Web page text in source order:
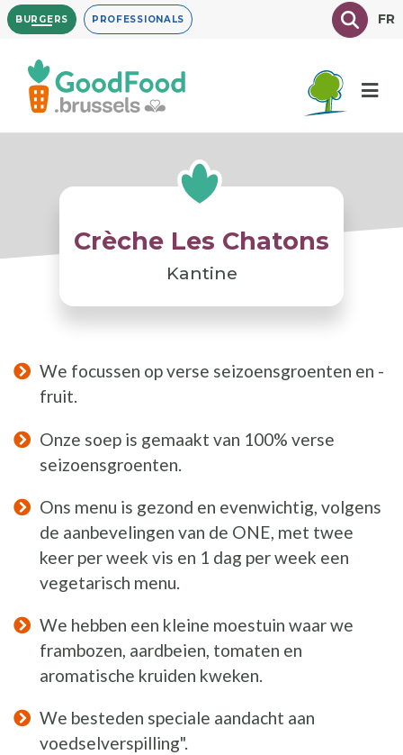
Overslaan
en
inhoud
gaan
BURGERS PROFESSIONALS TexteFR
Crèche Les Chatons
Kantine
We focussen op verse seizoensgroenten en -
fruit.
Onze soep is gemaakt van 100% verse
seizoensgroenten.
Ons menu is gezond en evenwichtig, volgens
de aanbevelingen van de ONE, met twee
keer per week vis en 1 dag per week een
vegetarisch menu.
We hebben een kleine moestuin waar we
frambozen, aardbeien, tomaten en
aromatische kruiden kweken.
We besteden speciale aandacht aan
voedselverspilling".